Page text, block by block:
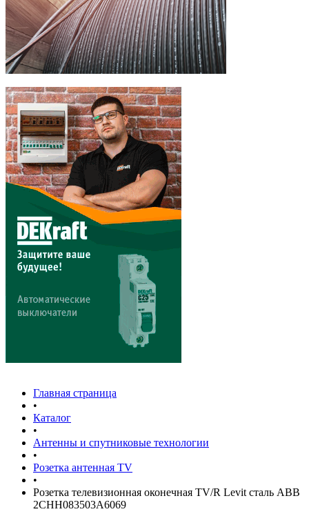
Главная страница
•
Каталог
•
Антенны и спутниковые технологии
•
Розетка антенная TV
•
Розетка телевизионная оконечная TV/R Levit сталь ABB
2CHH083503A6069